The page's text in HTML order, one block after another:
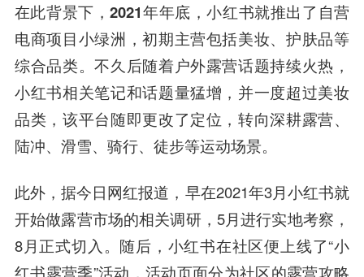
在此背景下，2021年年底，小红书就推出了自营
电商项目小绿洲，初期主营包括美妆、护肤品等
综合品类。不久后随着户外露营话题持续火热，
小红书相关笔记和话题量猛增，并一度超过美妆
品类，该平台随即更改了定位，转向深耕露营、
陆冲、滑雪、骑行、徒步等运动场景。
此外，据今日网红报道，早在2021年3月小红书就
开始做露营市场的相关调研，5月进行实地考察，
8月正式切入。随后，小红书在社区便上线了“小
红书露营季”活动，活动页面分为社区的露营攻略